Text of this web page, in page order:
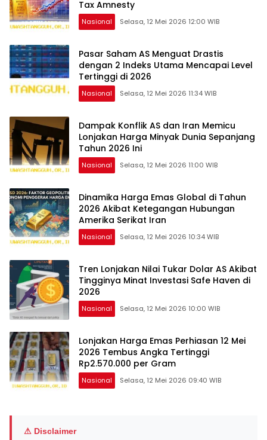
Tax Amnesty
Nasional Selasa, 12 Mei 2026 12:00 WIB
Pasar Saham AS Menguat Drastis
dengan 2 Indeks Utama Mencapai Level
Tertinggi di 2026
Nasional Selasa, 12 Mei 2026 11:34 WIB
Dampak Konflik AS dan Iran Memicu
Lonjakan Harga Minyak Dunia Sepanjang
Tahun 2026 Ini
Nasional Selasa, 12 Mei 2026 11:00 WIB
Dinamika Harga Emas Global di Tahun
2026 Akibat Ketegangan Hubungan
Amerika Serikat Iran
Nasional Selasa, 12 Mei 2026 10:34 WIB
Tren Lonjakan Nilai Tukar Dolar AS Akibat
Tingginya Minat Investasi Safe Haven di
2026
Nasional Selasa, 12 Mei 2026 10:00 WIB
Lonjakan Harga Emas Perhiasan 12 Mei
2026 Tembus Angka Tertinggi
Rp2.570.000 per Gram
Nasional Selasa, 12 Mei 2026 09:40 WIB
⚠ Disclaimer